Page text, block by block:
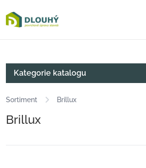
Dlouha.net
Kategorie katalogu
Sortiment Brillux
Brillux